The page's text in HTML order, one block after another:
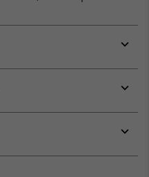
or
or
or